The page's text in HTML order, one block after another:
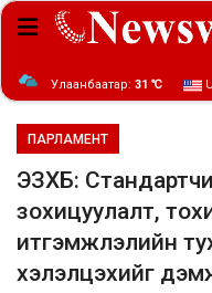
Улаанбаатар: 31 ℃
ПАРЛАМЕНТ
ЭЗХБ:
зохицуулалт,
итгэмжлэлийн
хэлэлцэхийг